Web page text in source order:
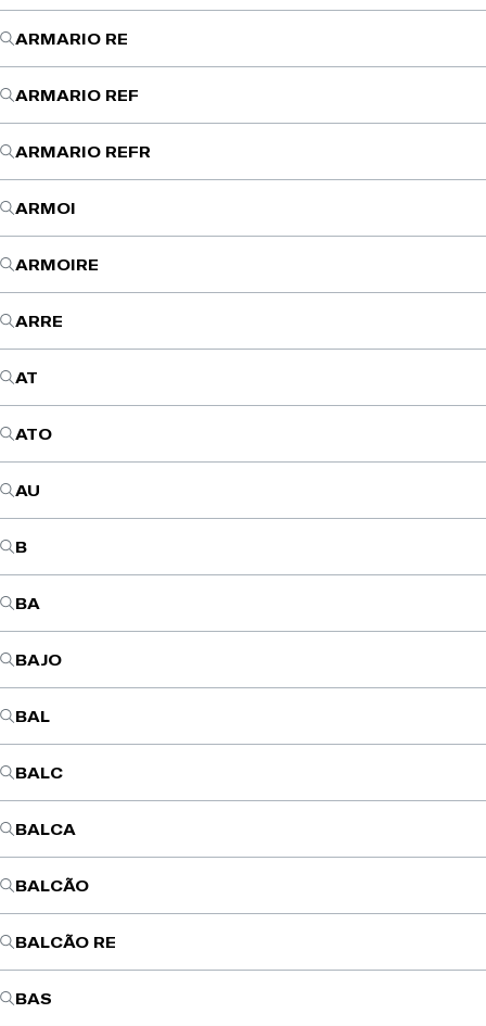
ARMARIO RE
ARMARIO REF
ARMARIO REFR
ARMOI
ARMOIRE
ARRE
AT
ATO
AU
B
BA
BAJO
BAL
BALC
BALCA
BALCÃO
BALCÃO RE
BAS